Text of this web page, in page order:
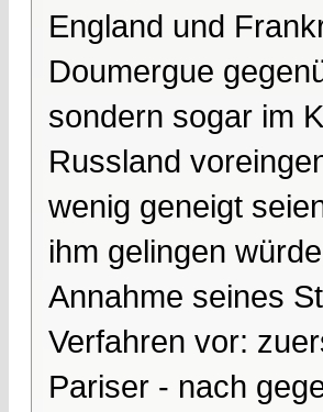
England und
Doumergue
sondern sogar im
Russland
wenig geneigt
ihm gelingen
Annahme seines
Verfahren vor:
Pariser - nach